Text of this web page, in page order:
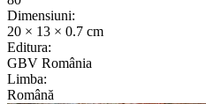
Dimensiuni:
20 × 13 × 0.7 cm
Editura:
GBV România
Limba:
Română